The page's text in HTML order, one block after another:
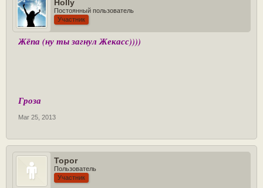
Holly
Постоянный пользователь
Участник
Жёпа (ну ты загнул Жекасс))))
Гроза
Mar 25, 2013
Topor
Пользователь
Участник